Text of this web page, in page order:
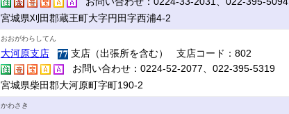
宮城県刈田郡蔵王町大字円田字西浦4-2
おおがわらしてん
大河原支店
支店（出張所を含む） 支店コード：802
お問い合わせ：0224-52-2077、022-395-5319
宮城県柴田郡大河原町字町190-2
かわさき